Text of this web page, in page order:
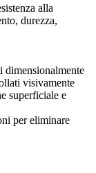
alla
durezza,
visivamente
superficiale e
per eliminare